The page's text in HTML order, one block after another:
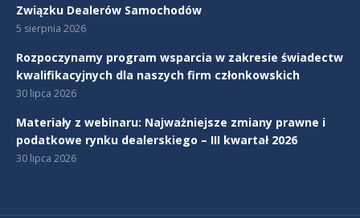
Związku Dealerów Samochodów
5 sierpnia 2026
Rozpoczynamy program wsparcia w zakresie świadectw
kwalifikacyjnych dla naszych firm członkowskich
30 lipca 2026
Materiały z webinaru: Najważniejsze zmiany prawne i
podatkowe rynku dealerskiego – III kwartał 2026
30 lipca 2026